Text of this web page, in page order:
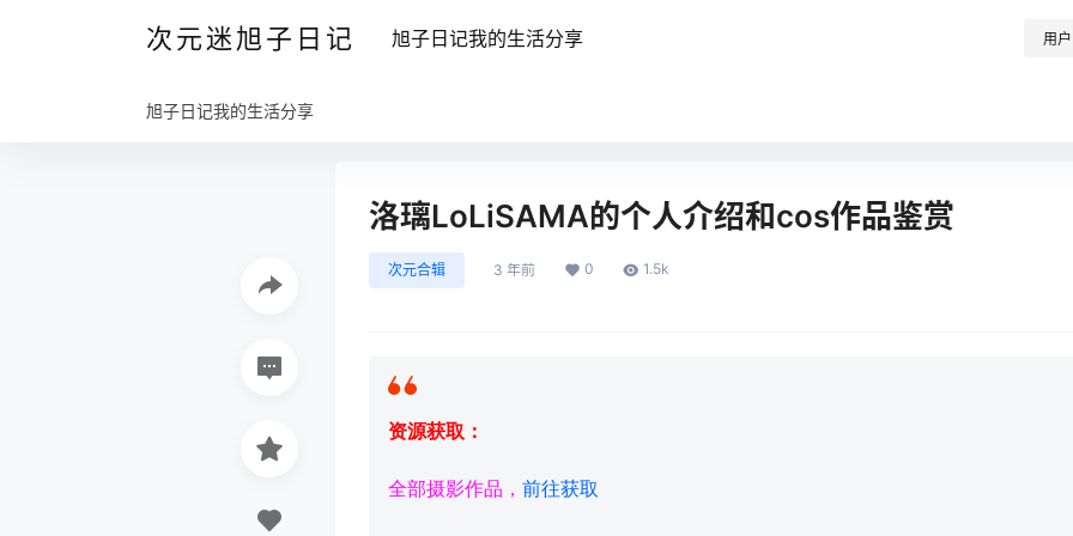
次元迷旭子日记 旭子日记我的生活分享 用户
旭子日记我的生活分享
洛璃LoLiSAMA的个人介绍和cos作品鉴赏
次元合辑 3 年前 0 1.5k
资源获取：
全部摄影作品， 前往获取